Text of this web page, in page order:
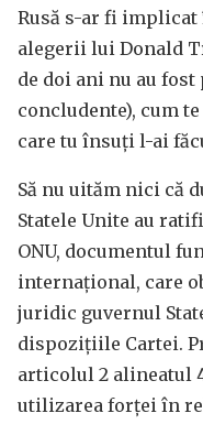
Rusă s-ar fi implicat
alegerii lui Donald
de doi ani nu au
concludente), cum
care tu însuți l-ai
Să nu uităm nici că
Statele Unite au
ONU, documentul
internațional, care
juridic guvernul
dispozițiile Cartei.
articolul 2 alineatul
utilizarea forței în